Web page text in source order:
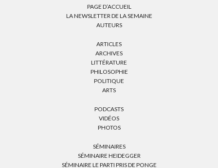
PAGE D’ACCUEIL
LA NEWSLETTER DE LA SEMAINE
AUTEURS
ARTICLES
ARCHIVES
LITTÉRATURE
PHILOSOPHIE
POLITIQUE
ARTS
PODCASTS
VIDÉOS
PHOTOS
SÉMINAIRES
SÉMINAIRE HEIDEGGER
SÉMINAIRE LE PARTI PRIS DE PONGE